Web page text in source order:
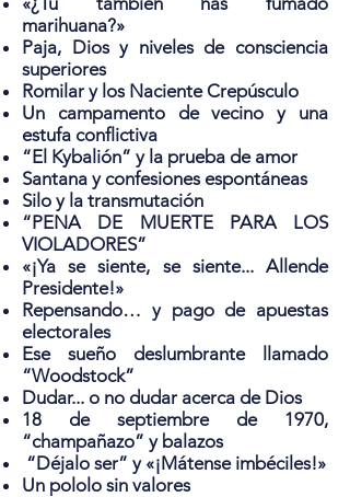
marihuana?»
Paja, Dios y niveles de consciencia
superiores
Romilar y los Naciente Crepúsculo
Un campamento de vecino y una
estufa conflictiva
“El Kybalión” y la prueba de amor
Santana y confesiones espontáneas
Silo y la transmutación
“PENA DE MUERTE PARA LOS
VIOLADORES”
«¡Ya se siente, se siente... Allende
Presidente!»
Repensando… y pago de apuestas
electorales
Ese sueño deslumbrante llamado
“Woodstock”
Dudar... o no dudar acerca de Dios
18 de septiembre de 1970,
“champañazo” y balazos
“Déjalo ser” y «¡Mátense imbéciles!»
Un pololo sin valores